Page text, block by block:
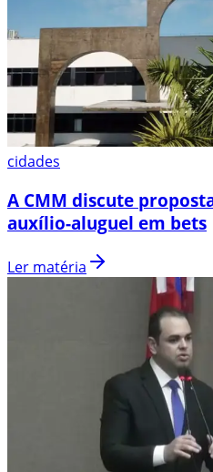
cidades
A CMM discute
auxílio-aluguel em bets
Ler matéria